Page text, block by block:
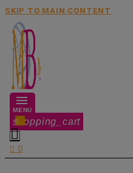
SKIP TO MAIN CONTENT
MENU
shopping_cart
0

 0